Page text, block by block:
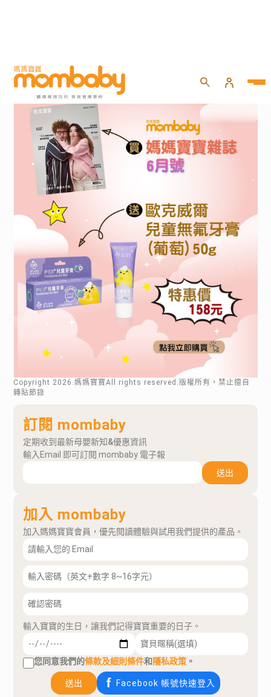
Copyright 2026 .媽媽寶寶All rights reserved.版權所有，禁止擅自
轉貼節錄
訂閱 mombaby
定期收到最新母嬰新知&優惠資訊
輸入Email 即可訂閱 mombaby 電子報
送出
加入 mombaby
加入媽媽寶寶會員，優先閱讀體驗與試用我們提供的產品。
輸入寶寶的生日，讓我們記得寶寶重要的日子。
您同意我們的條款及細則條件和隱私政策 。
送出 Facebook 帳號快速登入